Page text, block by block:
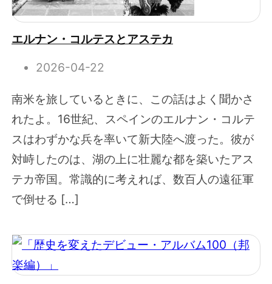
エルナン・コルテスとアステカ
2026-04-22
南米を旅しているときに、この話はよく聞かさ
れたよ。16世紀、スペインのエルナン・コルテ
スはわずかな兵を率いて新大陸へ渡った。彼が
対峙したのは、湖の上に壮麗な都を築いたアス
テカ帝国。常識的に考えれば、数百人の遠征軍
で倒せる […]